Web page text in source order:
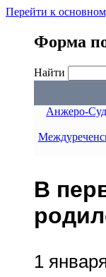
Перейти к
Форма
Найти
Анжеро-
В
1